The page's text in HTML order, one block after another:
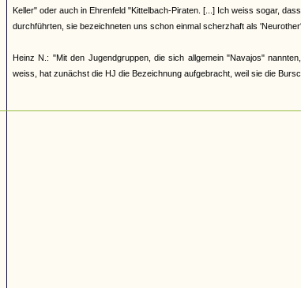
Keller" oder auch in Ehrenfeld "Kittelbach-Piraten. [...] Ich weiss sogar,
durchführten, sie bezeichneten uns schon einmal scherzhaft als
Heinz N.: "Mit den Jugendgruppen, die sich allgemein "Navajos"
weiss, hat zunächst die HJ die Bezeichnung aufgebracht, weil sie die